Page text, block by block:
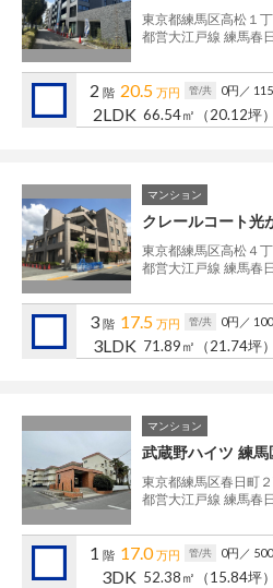
お友達紹介特典
管理建物一覧
プライバシー
ポリシー
閉じる
東京都練馬区高松１
都営大江戸線 練馬春
2 階 20.5 万円 管/共 0円 ／
2LDK 66.54㎡ （20.12坪）
マンション
クレールコート光
東京都練馬区高松４
都営大江戸線 練馬春
3 階 17.5 万円 管/共 0円 ／
3LDK 71.89㎡ （21.74坪）
マンション
武蔵野ハイツ 練馬
東京都練馬区春日町
都営大江戸線 練馬春
1 階 17.0万円 管/共 0円 ／
3DK 52.38㎡ （15.84坪）